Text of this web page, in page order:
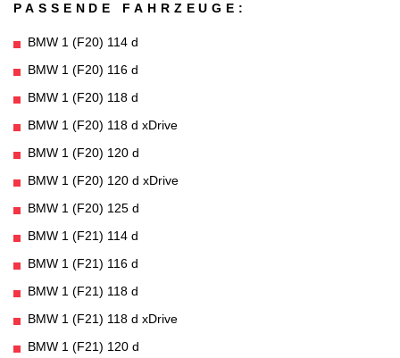
PASSENDE FAHRZEUGE:
BMW 1 (F20) 114 d
BMW 1 (F20) 116 d
BMW 1 (F20) 118 d
BMW 1 (F20) 118 d xDrive
BMW 1 (F20) 120 d
BMW 1 (F20) 120 d xDrive
BMW 1 (F20) 125 d
BMW 1 (F21) 114 d
BMW 1 (F21) 116 d
BMW 1 (F21) 118 d
BMW 1 (F21) 118 d xDrive
BMW 1 (F21) 120 d